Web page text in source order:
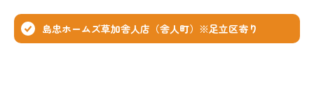
島忠ホームズ草加舎人店（舎人町）※足立区寄り